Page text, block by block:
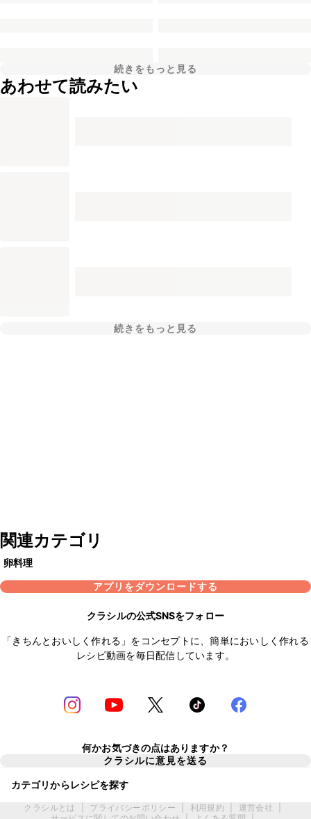
続きをもっと見る
あわせて読みたい
続きをもっと見る
関連カテゴリ
卵料理
アプリをダウンロードする
クラシルの公式SNSをフォロー
「きちんとおいしく作れる」をコンセプトに、簡単においしく作れる
レシピ動画を毎日配信しています。
何かお気づきの点はありますか？
クラシルに意見を送る
カテゴリからレシピを探す
クラシルとは プライバシーポリシー 利用規約 運営会社